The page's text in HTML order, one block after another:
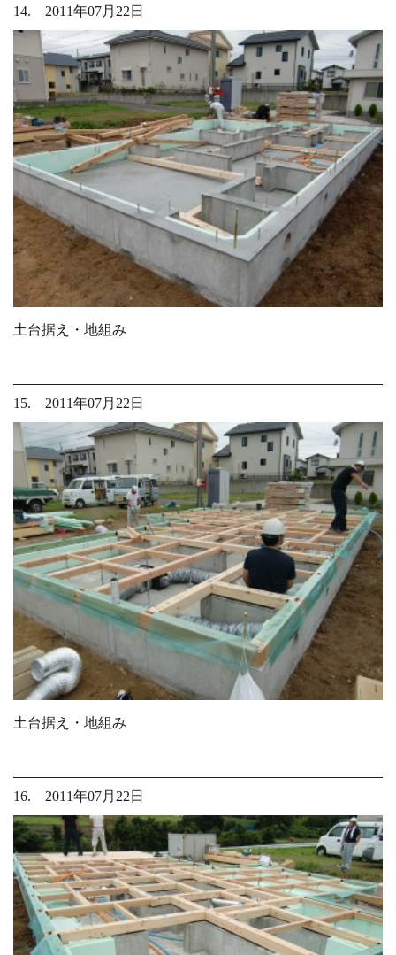
14. 2011年07月22日
土台据え・地組み
15. 2011年07月22日
土台据え・地組み
16. 2011年07月22日